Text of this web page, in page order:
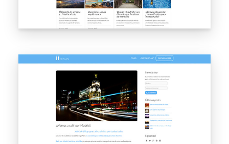
HIPLAN mejoró su visibilidad tanto en Google como en
con crecimiento sostenido en tráfico web y descargas
de la app.
Un proyecto poco habitual: pocas agencias trabajan
de forma coordinada. El resultado demuestra que
tiene sentido.